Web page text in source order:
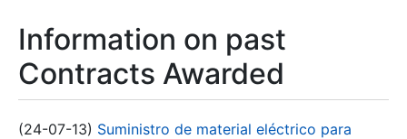
Information on past
Contracts Awarded
(24-07-13) Suministro de material eléctrico para